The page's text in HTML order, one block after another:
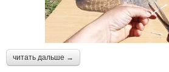
читать дальше →